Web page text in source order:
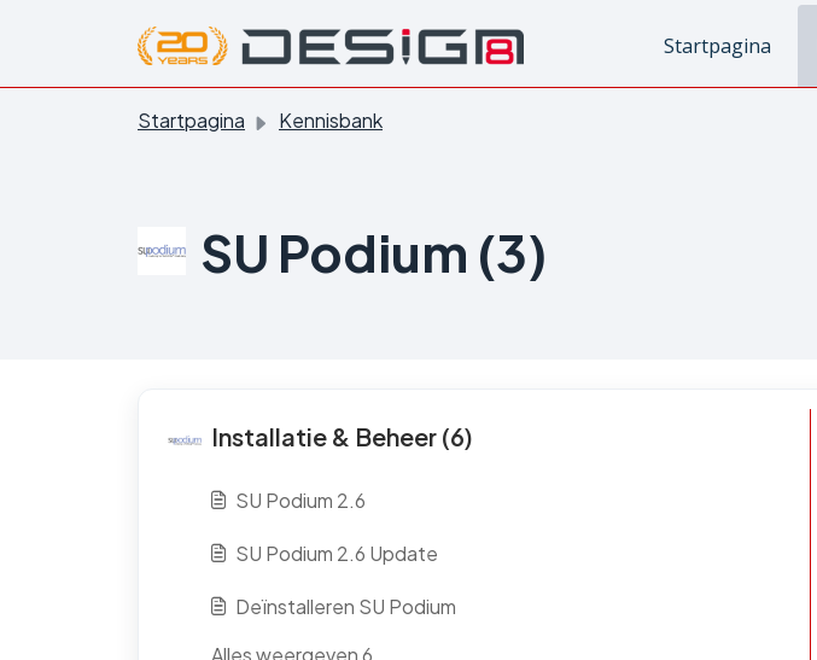
Startpagina
Startpagina Kennisbank
SU Podium (3)
Installatie & Beheer (6)
SU Podium 2.6
SU Podium 2.6 Update
Deïnstalleren SU Podium
Alles weergeven 6